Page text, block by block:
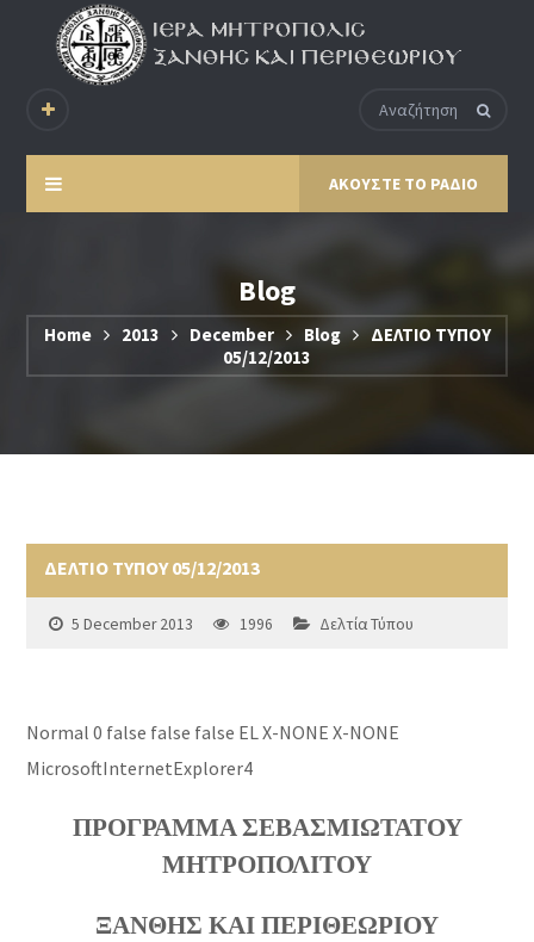
ΑΚΟΥΣΤΕ ΤΟ ΡΑΔΙΟ
Blog
Home 2013 December Blog
ΔΕΛΤΙΟ ΤΥΠΟΥ
05/12/2013
ΔΕΛΤΙΟ ΤΥΠΟΥ 05/12/2013
5 December 2013 1996 Δελτία Τύπου
Normal 0 false false false ELX-NONE X-NONE
MicrosoftInternetExplorer4
ΠΡΟΓΡΑΜΜΑ ΣΕΒΑΣΜΙΩΤΑΤΟΥ
ΜΗΤΡΟΠΟΛΙΤΟΥ
ΞΑΝΘΗΣ ΚΑΙ ΠΕΡΙΘΕΩΡΙΟΥ